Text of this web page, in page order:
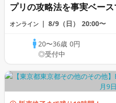
プリの攻略法を事実ベー
ス♡もう恋活で迷わない《
オンライン 8/9（日） 20:00〜
20〜36歳0円
◎受付中